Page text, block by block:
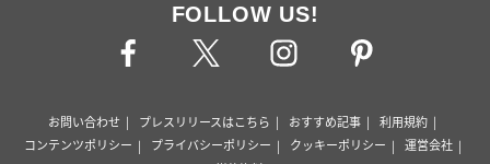
FOLLOW US!
お問い合わせ プレスリリースはこちら おすすめ記事
利用規約
コンテンツポリシー
プライバシーポリシー クッキーポリシー
運営会社